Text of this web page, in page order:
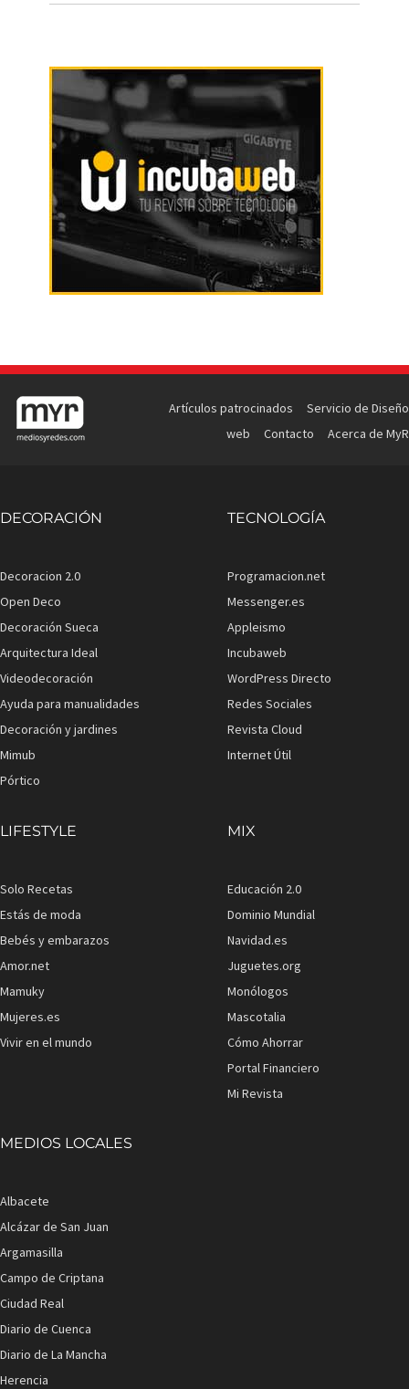
Artículos patrocinados
Servicio de Diseño
web
Contacto Acerca de MyR
DECORACIÓN
Decoracion 2.0
Open Deco
Decoración Sueca
Arquitectura Ideal
Videodecoración
Ayuda para manualidades
Decoración y jardines
Mimub
Pórtico
TECNOLOGÍA
Programacion.net
Messenger.es
Appleismo
Incubaweb
WordPress Directo
Redes Sociales
Revista Cloud
Internet Útil
LIFESTYLE
Solo Recetas
Estás de moda
Bebés y embarazos
Amor.net
Mamuky
Mujeres.es
Vivir en el mundo
MIX
Educación 2.0
Dominio Mundial
Navidad.es
Juguetes.org
Monólogos
Mascotalia
Cómo Ahorrar
Portal Financiero
Mi Revista
MEDIOS LOCALES
Albacete
Alcázar de San Juan
Argamasilla
Campo de Criptana
Ciudad Real
Diario de Cuenca
Diario de La Mancha
Herencia